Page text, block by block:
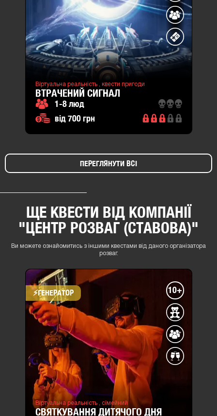
Віртуальна реальність , квести пригоди
ВТРАЧЕНИЙ СИГНАЛ
1-8 люд
від 700 грн
вул.Ставова,
7В
(район
Шевченківський)
вул.Гетьмана
Мазепи
26
(район
Шевченківський)
ПЕРЕГЛЯНУТИ ВСІ
ЩЕ КВЕСТИ ВІД КОМПАНІЇ
"ЦЕНТР РОЗВАГ (СТАВОВА)"
Ви можете ознайомитись з іншими квестами від даного організатора
розваг.
⚡​ГЕНЕРАТОР 10+
Віртуальна реальність , сімейний
СВЯТКУВАННЯ ДИТЯЧОГО ДНЯ